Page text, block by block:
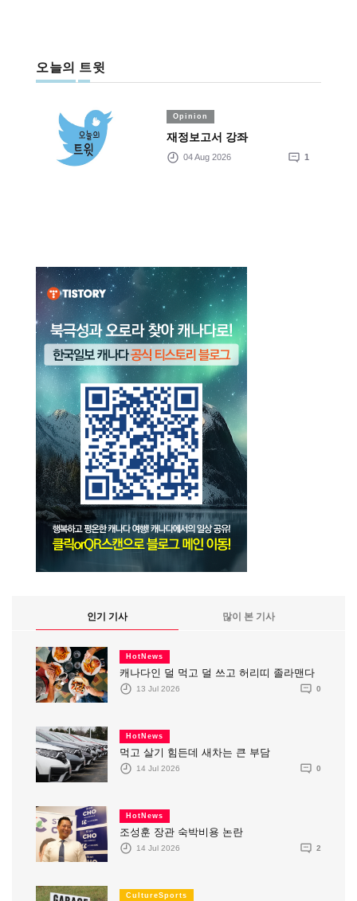
오늘의 트윗
Opinion
재정보고서 강좌
04 Aug 2026 1
인기 기사 많이 본 기사
HotNews
캐나다인 덜 먹고 덜 쓰고 허리띠 졸라맨다
13 Jul 2026 0
HotNews
먹고 살기 힘든데 새차는 큰 부담
14 Jul 2026 0
HotNews
조성훈 장관 숙박비용 논란
14 Jul 2026 2
CultureSports